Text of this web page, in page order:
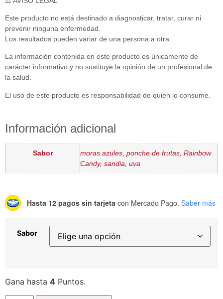
Este producto no está destinado a diagnosticar, tratar, curar ni
prevenir ninguna enfermedad.
Los resultados pueden variar de una persona a otra.
La información contenida en este producto es únicamente de
carácter informativo y no sustituye la opinión de un profesional de
la salud.
El uso de este producto es responsabilidad de quien lo consume.
Información adicional
Sabor
moras azules, ponche de frutas, Rainbow
Candy, sandia, uva
Hasta 12 pagos sin tarjeta con Mercado Pago. Saber más
Sabor
Gana hasta 4 Puntos.